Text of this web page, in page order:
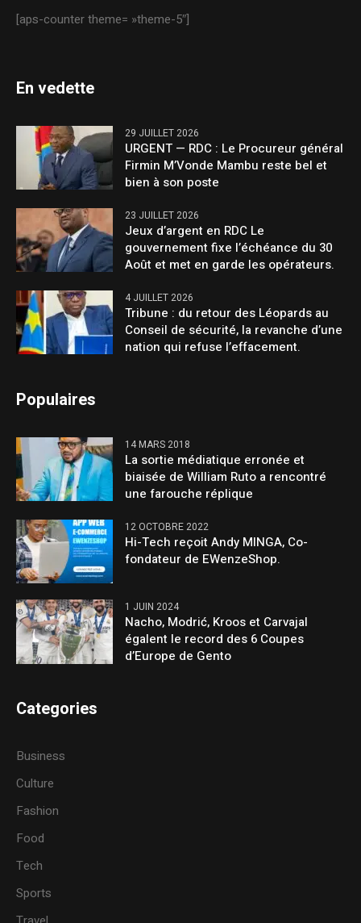
[aps-counter theme= »theme-5″]
En vedette
29 JUILLET 2026
URGENT — RDC : Le Procureur général
Firmin M’Vonde Mambu reste bel et
bien à son poste
23 JUILLET 2026
Jeux d’argent en RDC Le
gouvernement fixe l’échéance du 30
Août et met en garde les opérateurs.
4 JUILLET 2026
Tribune : du retour des Léopards au
Conseil de sécurité, la revanche d’une
nation qui refuse l’effacement.
Populaires
14 MARS 2018
La sortie médiatique erronée et
biaisée de William Ruto a rencontré
une farouche réplique
12 OCTOBRE 2022
Hi-Tech reçoit Andy MINGA, Co-
fondateur de EWenzeShop.
1 JUIN 2024
Nacho, Modrić, Kroos et Carvajal
égalent le record des 6 Coupes
d’Europe de Gento
Categories
Business
Culture
Fashion
Food
Tech
Sports